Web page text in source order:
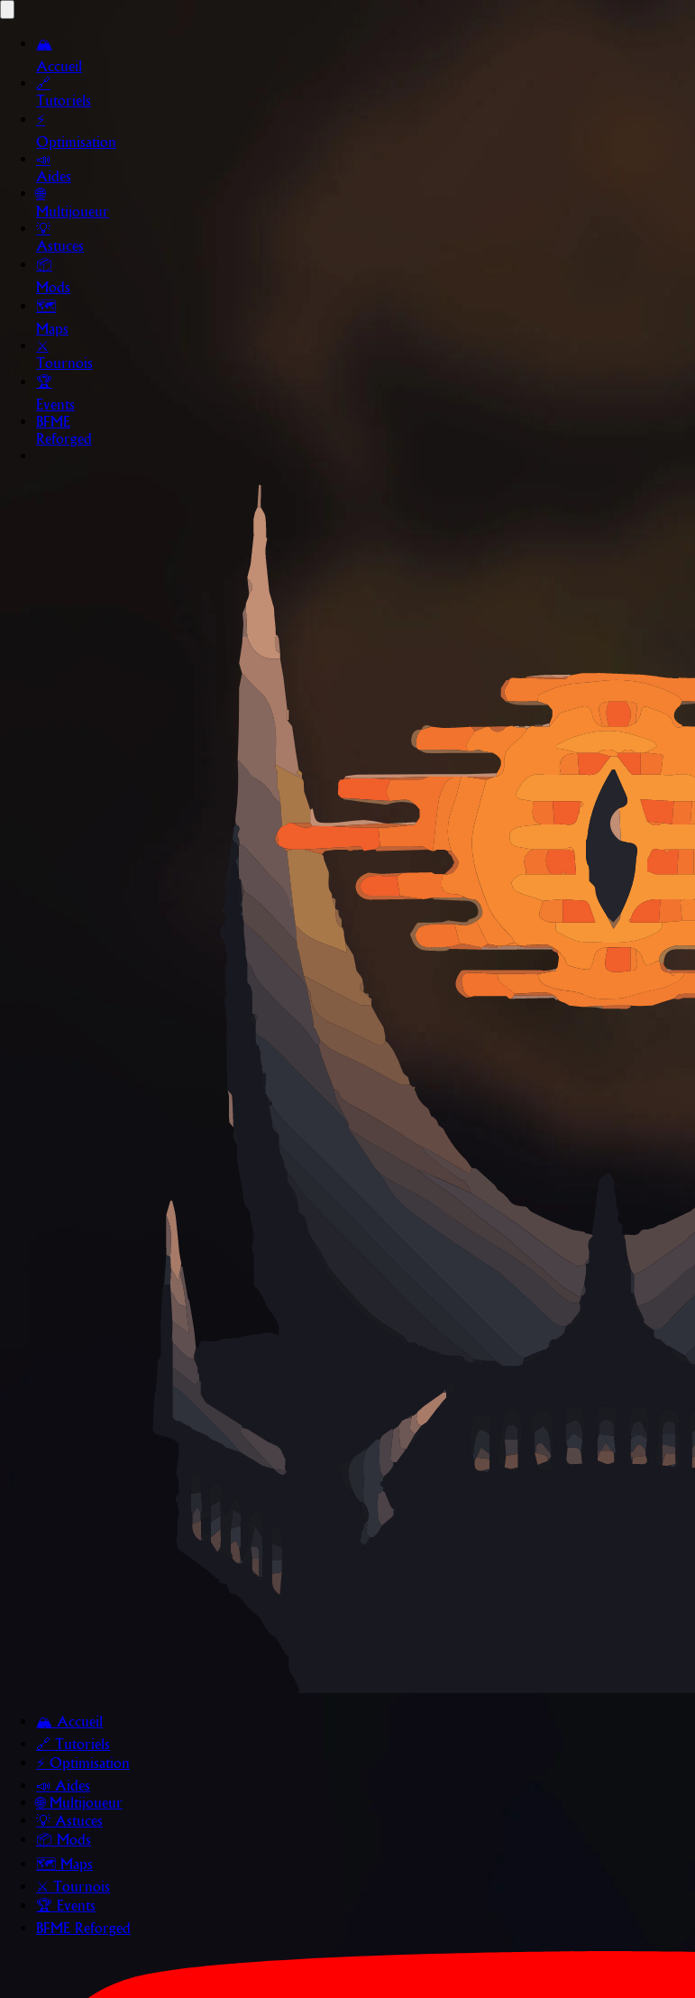
🏔️
Accueil
🔗
Tutoriels
⚡
Optimisation
📣
Aides
🌐
Multijoueur
💡
Astuces
📦
Mods
🗺️
Maps
⚔️
Tournois
🏆
Events
BFME
Reforged
🏔️ Accueil
🔗 Tutoriels
⚡ Optimisation
📣 Aides
🌐 Multijoueur
💡 Astuces
📦 Mods
🗺️ Maps
⚔️ Tournois
🏆 Events
BFME Reforged